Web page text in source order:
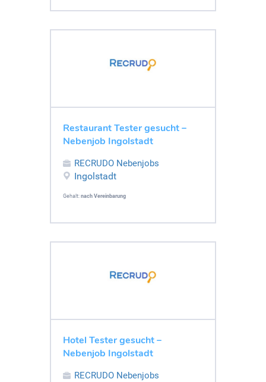
Restaurant Tester gesucht –
Nebenjob Ingolstadt
RECRUDO Nebenjobs
Ingolstadt
Gehalt: nach Vereinbarung
Hotel Tester gesucht –
Nebenjob Ingolstadt
RECRUDO Nebenjobs